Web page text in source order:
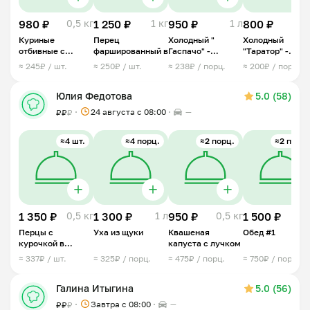
980 ₽ 0,5 кг
Куриные
отбивные с
ананасом под
≈ 245₽ / шт.
1 250 ₽ 1 кг
Перец
фаршированный в
≈ 250₽ / шт.
950 ₽ 1 л
Холодный "
Гаспачо" -
овощной суп
≈ 238₽ / порц.
800 ₽
Холодный
"Таратор" -
болгарский суп
≈ 200₽ / порц.
Юлия Федотова 5.0 (58)
₽₽₽ 24 августа с 08:00 —
≈4 шт.
1 350 ₽ 0,5 кг
Перцы с
курочкой в
сливках
≈ 337₽ / шт.
≈4 порц.
1 300 ₽ 1 л
Уха из щуки
≈ 325₽ / порц.
≈2 порц.
950 ₽ 0,5 кг
Квашеная
капуста с лучком
≈ 475₽ / порц.
≈2 порц.
1 500 ₽
Обед #1
≈ 750₽ / порц.
Галина Итыгина 5.0 (56)
₽₽₽ Завтра c 08:00 —